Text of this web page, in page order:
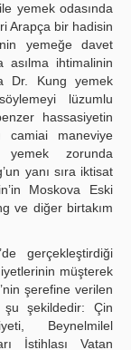
yemek odasında
Arapça bir hadisin
yemeğe davet
asılma ihtimalinin
Dr. Kung yemek
lüzumlu
hassasiyetin
camiai maneviye
yemek zorunda
yanı sıra iktisat
Moskova Eski
ve diğer birtakım
gerçekleştirdiği
müşterek
şerefine verilen
şekildedir: Çin
Beynelmilel
İstihlası Vatan